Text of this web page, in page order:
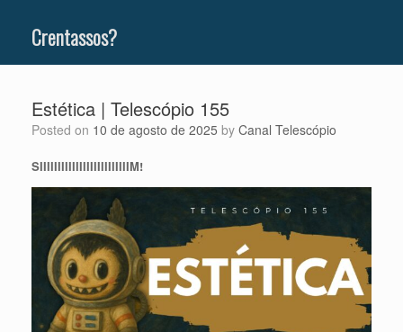
Crentassos?
Estética | Telescópio 155
Posted on 10 de agosto de 2025 by Canal Telescópio
SIIIIIIIIIIIIIIIIIIIIIIIIIM!